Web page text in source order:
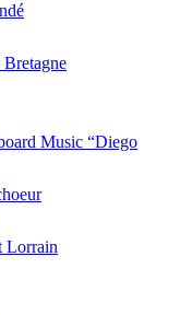
Music “Diego
Lorrain